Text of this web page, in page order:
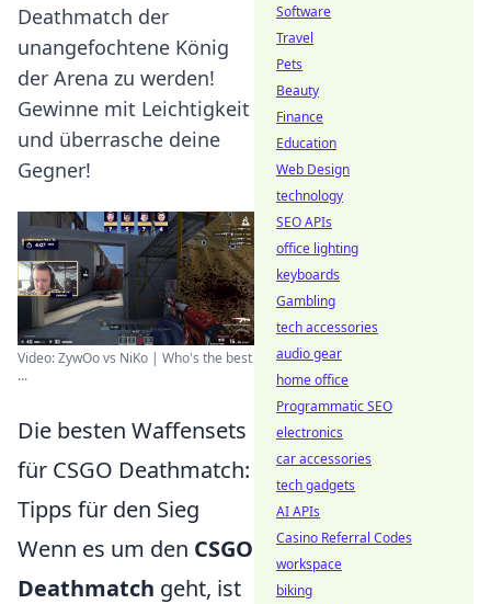
Deathmatch der
unangefochtene König
der Arena zu werden!
Gewinne mit Leichtigkeit
und überrasche deine
Gegner!
Video: ZywOo vs NiKo | Who's the best
...
Die besten Waffensets
für CSGO Deathmatch:
Tipps für den Sieg
Wenn es um den CSGO
Deathmatch geht, ist
Software
Travel
Pets
Beauty
Finance
Education
Web Design
technology
SEO APIs
office lighting
keyboards
Gambling
tech accessories
audio gear
home office
Programmatic SEO
electronics
car accessories
tech gadgets
AI APIs
Casino Referral Codes
workspace
biking